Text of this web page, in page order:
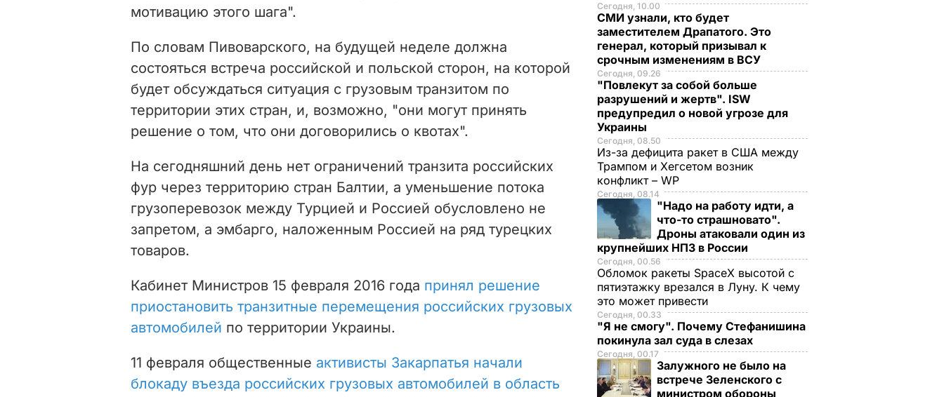
мотивацию этого шага".
По словам Пивоварского, на будущей неделе должна
состояться встреча российской и польской сторон, на которой
будет обсуждаться ситуация с грузовым транзитом по
территории этих стран, и, возможно, "они могут принять
решение о том, что они договорились о квотах".
На сегодняшний день нет ограничений транзита российских
фур через территорию стран Балтии, а уменьшение потока
грузоперевозок между Турцией и Россией обусловлено не
запретом, а эмбарго, наложенным Россией на ряд турецких
товаров.
Кабинет Министров 15 февраля 2016 года принял решение
приостановить транзитные перемещения российских грузовых
автомобилей по территории Украины.
11 февраля общественные активисты Закарпатья начали
блокаду въезда российских грузовых автомобилей в область
Сегодня, 10.00
СМИ узнали, кто будет
заместителем Драпатого. Это
генерал, который призывал к
срочным изменениям в ВСУ
Сегодня, 09.26
"Повлекут за собой больше
разрушений и жертв". ISW
предупредил о новой угрозе для
Украины
Сегодня, 08.50
Из-за дефицита ракет в США между
Трампом и Хегсетом возник
конфликт – WP
Сегодня, 08.14
"Надо на работу идти, а
что-то страшновато".
Дроны атаковали один из
крупнейших НПЗ в России
Сегодня, 00.56
Обломок ракеты SpaceX высотой с
пятиэтажку врезался в Луну. К чему
это может привести
Сегодня, 00.33
"Я не смогу". Почему Стефанишина
покинула зал суда в слезах
Сегодня, 00.17
Залужного не было на
встрече Зеленского с
министром обороны